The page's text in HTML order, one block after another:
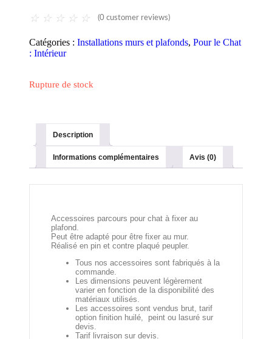
☆ ☆ ☆ ☆ ☆ (0 customer reviews)
Catégories : Installations murs et plafonds, Pour le Chat
: Intérieur
Rupture de stock
Description
Informations complémentaires Avis (0)
Accessoires parcours pour chat à fixer au
plafond.
Peut être adapté pour être fixer au mur.
Réalisé en pin et contre plaqué peupler.
Tous nos accessoires sont fabriqués à la
commande.
Les dimensions peuvent légèrement
varier en fonction de la disponibilité des
matériaux utilisés.
Les accessoires sont vendus brut, tarif
option finition huilé, peint ou lasuré sur
devis.
Tarif livraison sur devis.